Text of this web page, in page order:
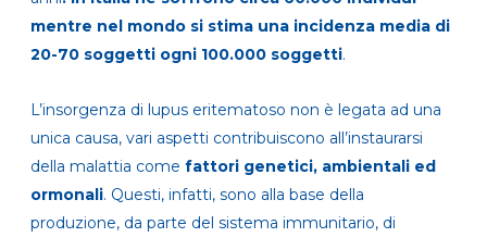
mentre nel mondo si stima una incidenza media di
20-70 soggetti ogni 100.000 soggetti.
L’insorgenza di lupus eritematoso non è legata ad una
unica causa, vari aspetti contribuiscono all’instaurarsi
della malattia come fattori genetici, ambientali ed
ormonali. Questi, infatti, sono alla base della
produzione, da parte del sistema immunitario, di